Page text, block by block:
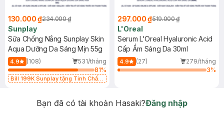
130.000 ₫234.000 ₫
Sunplay
Sữa Chống Nắng Sunplay Skin
Aqua Dưỡng Da Sáng Mịn 55g
4.9 (108)
531/tháng
81%
Bill 199K Sunplay tặng Tinh Chất
297.000 ₫519.000 ₫
L'Oreal
Serum L'Oreal Hyaluronic Acid
Cấp Ẩm Sáng Da 30ml
4.9 (27)
279/tháng
3%
Bạn đã có tài khoản Hasaki?Đăng nhập